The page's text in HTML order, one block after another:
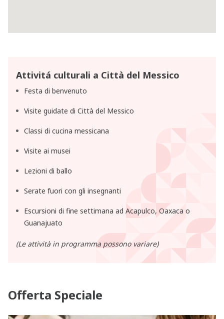
Attivitá culturali a Città del Messico
Festa di benvenuto
Visite guidate di Città del Messico
Classi di cucina messicana
Visite ai musei
Lezioni di ballo
Serate fuori con gli insegnanti
Escursioni di fine settimana ad Acapulco, Oaxaca o
Guanajuato
(Le attività in programma possono variare)
Offerta Speciale